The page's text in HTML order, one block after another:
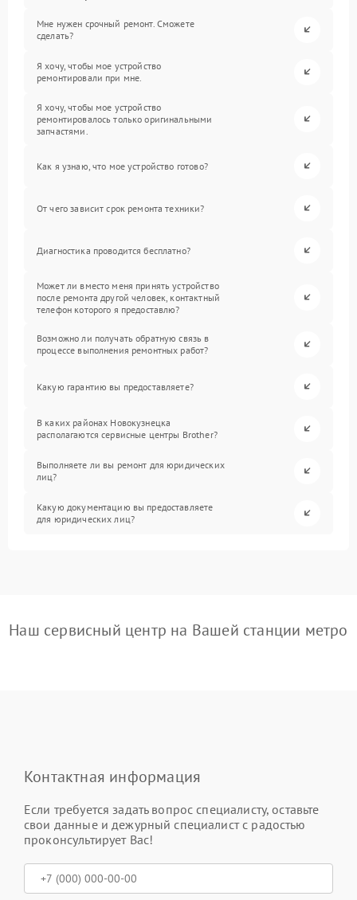
Мне нужен срочный ремонт. Сможете
сделать?
Я хочу, чтобы мое устройство
ремонтировали при мне.
Я хочу, чтобы мое устройство
ремонтировалось только оригинальными
запчастями.
Как я узнаю, что мое устройство готово?
От чего зависит срок ремонта техники?
Диагностика проводится бесплатно?
Может ли вместо меня принять устройство
после ремонта другой человек, контактный
телефон которого я предоставлю?
Возможно ли получать обратную связь в
процессе выполнения ремонтных работ?
Какую гарантию вы предоставляете?
В каких районах Новокузнецка
располагаются сервисные центры Brother?
Выполняете ли вы ремонт для юридических
лиц?
Какую документацию вы предоставляете
для юридических лиц?
Наш сервисный центр на Вашей станции метро
Контактная информация
Если требуется задать вопрос специалисту, оставьте
свои данные и дежурный специалист с радостью
проконсультирует Вас!